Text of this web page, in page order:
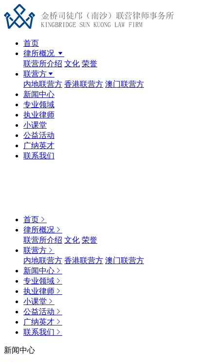
首页
律所概况
联营所介绍 文化 荣誉
联营方
内地联营方 香港联营方 澳门联营方
新闻中心
专业领域
执业律师
小课堂
公益活动
广纳英才
联系我们
首页
律所概况
联营所介绍 文化 荣誉
联营方
内地联营方 香港联营方 澳门联营方
新闻中心
专业领域
执业律师
小课堂
公益活动
广纳英才
联系我们
新闻中心